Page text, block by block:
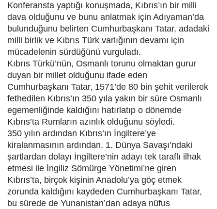
Konferansta yaptığı konuşmada, Kıbrıs’ın bir milli
dava olduğunu ve bunu anlatmak için Adıyaman’da
bulunduğunu belirten Cumhurbaşkanı Tatar, adadaki
milli birlik ve Kıbrıs Türk varlığının devamı için
mücadelenin sürdüğünü vurguladı.
Kıbrıs Türkü’nün, Osmanlı torunu olmaktan gurur
duyan bir millet olduğunu ifade eden
Cumhurbaşkanı Tatar, 1571’de 80 bin şehit verilerek
fethedilen Kıbrıs’ın 350 yıla yakın bir süre Osmanlı
egemenliğinde kaldığını hatırlatıp o dönemde
Kıbrıs’ta Rumların azınlık olduğunu söyledi.
350 yılın ardından Kıbrıs’ın İngiltere’ye
kiralanmasının ardından, 1. Dünya Savaşı’ndaki
şartlardan dolayı İngiltere’nin adayı tek taraflı ilhak
etmesi ile İngiliz Sömürge Yönetimi’ne giren
Kıbrıs’ta, birçok kişinin Anadolu’ya göç etmek
zorunda kaldığını kaydeden Cumhurbaşkanı Tatar,
bu sürede de Yunanistan’dan adaya nüfus